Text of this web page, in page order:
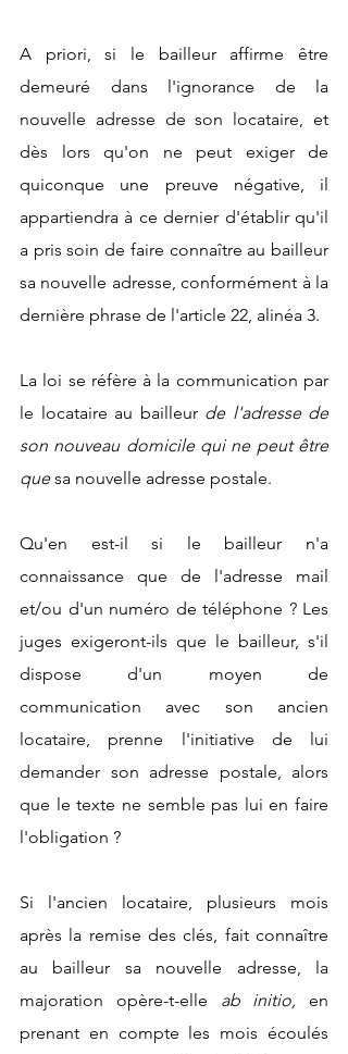
A priori, si le bailleur affirme être
demeuré dans l'ignorance de la
nouvelle adresse de son locataire, et
dès lors qu'on ne peut exiger de
quiconque une preuve négative, il
appartiendra à ce dernier d'établir qu'il
a pris soin de faire connaître au bailleur
sa nouvelle adresse, conformément à la
dernière phrase de l'article 22, alinéa 3.
La loi se réfère à la communication par
le locataire au bailleur de l'adresse de
son nouveau domicile qui ne peut être
que sa nouvelle adresse postale.
Qu'en est-il si le bailleur n'a
connaissance que de l'adresse mail
et/ou d'un numéro de téléphone ? Les
juges exigeront-ils que le bailleur, s'il
dispose d'un moyen de
communication avec son ancien
locataire, prenne l'initiative de lui
demander son adresse postale, alors
que le texte ne semble pas lui en faire
l'obligation ?
Si l'ancien locataire, plusieurs mois
après la remise des clés, fait connaître
au bailleur sa nouvelle adresse, la
majoration opère-t-elle ab initio, en
prenant en compte les mois écoulés